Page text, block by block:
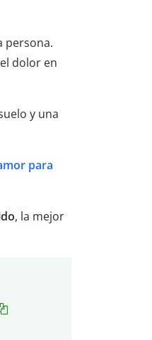
persona.
dolor en
y una
para
, la mejor